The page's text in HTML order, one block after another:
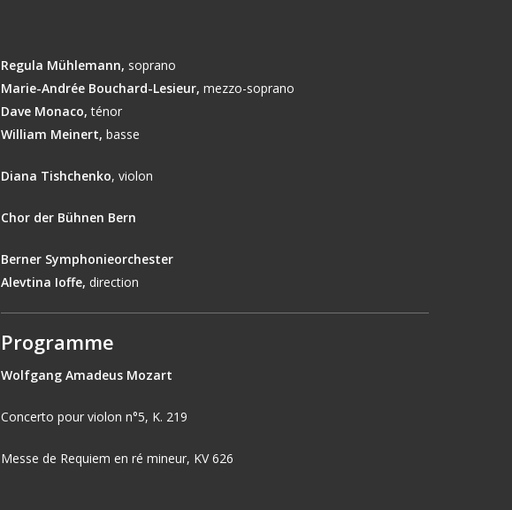
Regula Mühlemann, soprano
Marie-Andrée Bouchard-Lesieur, mezzo-soprano
Dave Monaco, ténor
William Meinert, basse
Diana Tishchenko, violon
Chor der Bühnen Bern
Berner Symphonieorchester
Alevtina Ioffe, direction
Programme
Wolfgang Amadeus Mozart
Concerto pour violon n°5, K. 219
Messe de Requiem en ré mineur, KV 626